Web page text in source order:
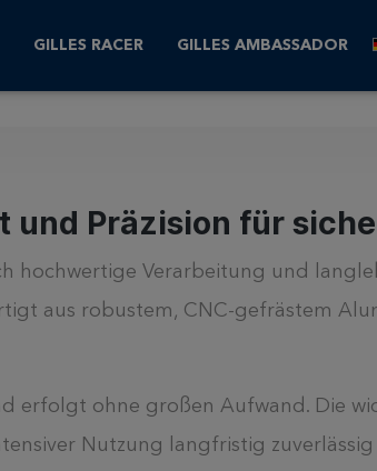
GILLES RACER GILLES AMBASSADOR
und Präzision für
hochwertige Verarbeitung und
aus robustem, CNC-gefrästem
erfolgt ohne großen Aufwand. Die
Nutzung langfristig